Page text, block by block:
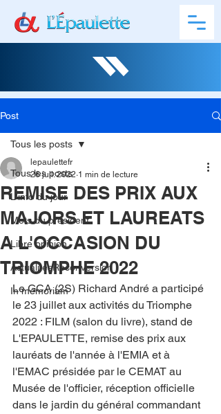
Post
Tous les posts
L'info du jour
Mots du président
Libre opinion
ActualitésReconversion
In memoriam
Tous les posts
REMISE DES PRIX AUX
MAJORS ET LAUREATS
A L'OCCASION DU
TRIOMPHE 2022
lepaulettefr
26 juil. 2022 1 min de lecture
Le GCA (2S) Richard André a participé
le 23 juillet aux activités du Triomphe
2022 : FILM (salon du livre), stand de
L'EPAULETTE, remise des prix aux
lauréats de l'année à l'EMIA et à
l'EMAC présidée par le CEMAT au
Musée de l'officier, réception officielle
dans le jardin du général commandant